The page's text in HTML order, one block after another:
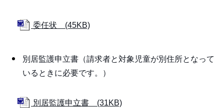
委任状 (45KB)
別居監護申立書（請求者と対象児童が別住所となって
いるときに必要です。）
別居監護申立書 (31KB)